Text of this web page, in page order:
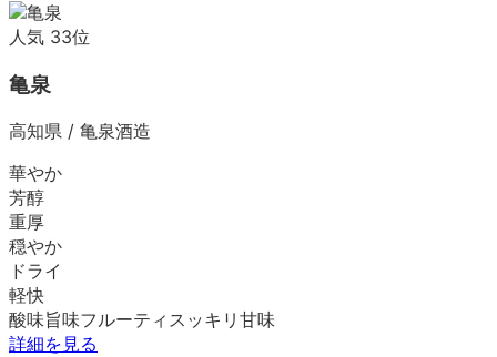
人気 33位
亀泉
高知県 / 亀泉酒造
華やか
芳醇
重厚
穏やか
ドライ
軽快
酸味旨味フルーティ スッキリ 甘味
詳細を見る